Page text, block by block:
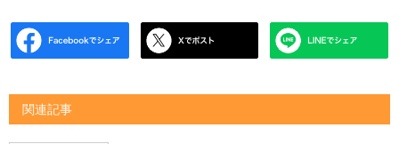
関連記事